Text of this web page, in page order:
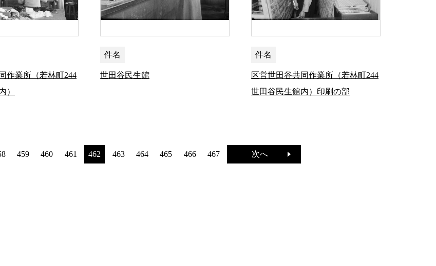
作業所（若林町244
）
件名
世田谷民生館
件名
区営世田谷共同作業所（若林町244
世田谷民生館内）印刷の部
459 460 461 462 463 464 465 466 467 次へ